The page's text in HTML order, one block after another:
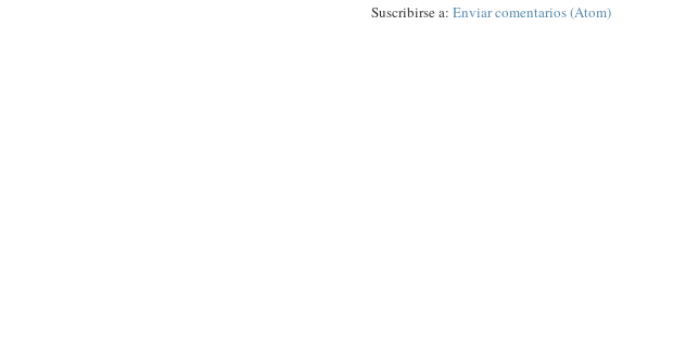
Suscribirse a: Enviar comentarios (Atom)